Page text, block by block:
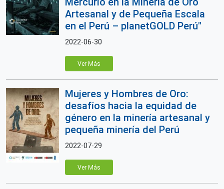
Artesanal y de Pequeña Escala
en el Perú – planetGOLD Perú"
2022-06-30
Ver Más
Mujeres y Hombres de Oro:
desafíos hacia la equidad de
género en la minería artesanal y
pequeña minería del Perú
2022-07-29
Ver Más